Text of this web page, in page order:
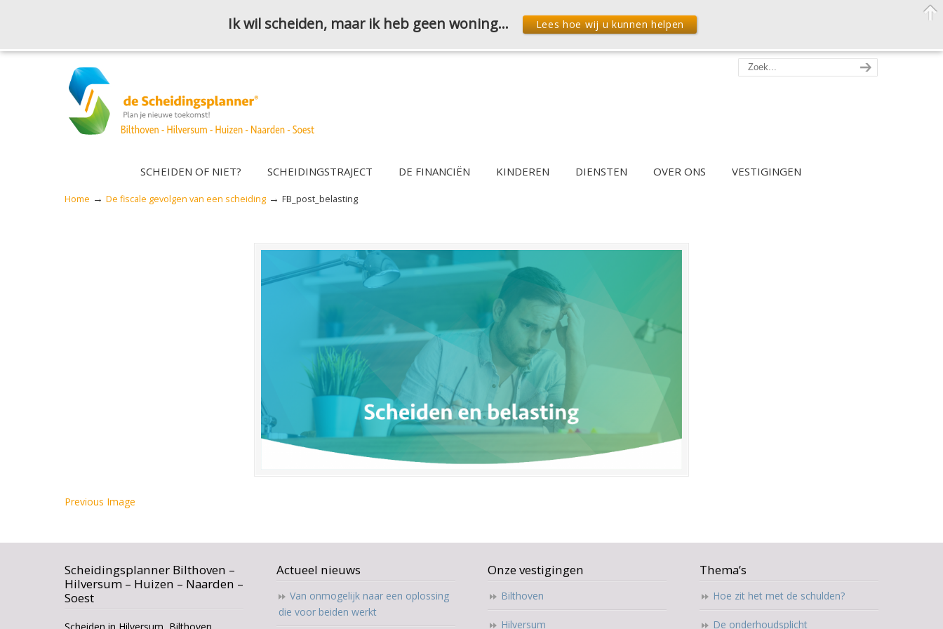
SCHEIDEN OF NIET? SCHEIDINGSTRAJECT DE FINANCIËN KINDEREN DIENSTEN OVER ONS VESTIGINGEN
Home → De fiscale gevolgen van een scheiding → FB_post_belasting
Previous Image
Scheidingsplanner Bilthoven –
Hilversum – Huizen – Naarden –
Soest
Actueel nieuws
Van onmogelijk naar een oplossing
die voor beiden werkt
Onze vestigingen
Bilthoven
Hilversum
Thema’s
Hoe zit het met de schulden?
De onderhoudsplicht
Ik wil scheiden, maar ik heb geen woning… Lees hoe wij u kunnen helpen